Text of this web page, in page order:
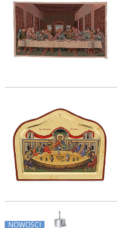
NOWOŚCI